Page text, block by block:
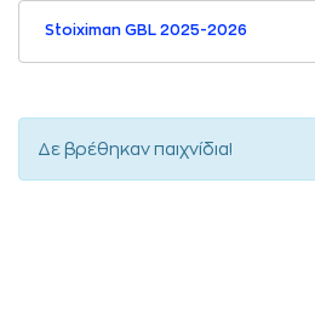
Stoiximan GBL 2025-2026
Δε βρέθηκαν παιχνίδια!